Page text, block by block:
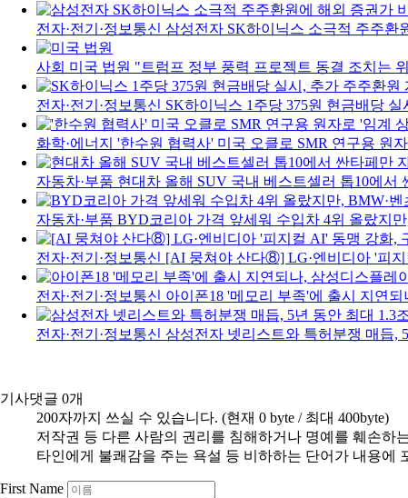
전자·전기·정보통신 삼성전자 SK하이닉스 소극적 주주환
사회 미국 법원 "트럼프 정부 풍력 프로젝트 동결 조치는
전자·전기·정보통신 SK하이닉스 1주당 375원 현금배당
화학·에너지 '한수원 협력사' 미국 오클로 SMR 연구용 원
자동차·부품 현대차 올해 SUV 국내 베스트셀러 톱10에서
자동차·부품 BYD코리아 가격 앞세워 수입차 4위 올랐지
전자·전기·정보통신 [AI 뭉쳐야 산다⑧] LG·엔비디아 '피
전자·전기·정보통신 아이폰18 '메모리 부족'에 출시 지연
전자·전기·정보통신 삼성전자 넷리스트와 특허분쟁 매듭,
기사댓글 0개
200자까지 쓰실 수 있습니다. (현재 0 byte / 최대 400byte)
저작권 등 다른 사람의 권리를 침해하거나 명예를 훼손하
타인에게 불쾌감을 주는 욕설 등 비하하는 단어가 내용에
First Name